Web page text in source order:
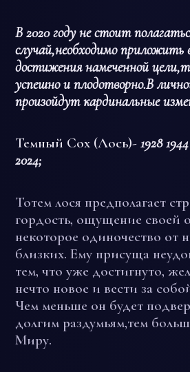
В 2020 году не стоит
случай,необходимо приложить
достижения намеченной
успешно и плодотворно.В
произойдут кардинальные
Темный Сох (Лось)- 1928
2024;
Тотем лося предполагает
гордость, ощущение своей
некоторое одиночество от
близких. Ему присуща
тем, что уже достигнуто,
нечто новое и вести за
Чем меньше он будет
долгим раздумьям,тем
Миру.